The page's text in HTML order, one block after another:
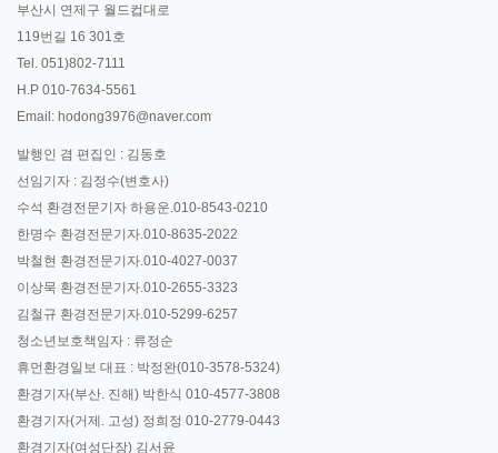
부산시 연제구 월드컵대로
119번길 16 301호
Tel. 051)802-7111
H.P 010-7634-5561
Email: hodong3976@naver.com
발행인 겸 편집인 : 김동호
선임기자 : 김정수(변호사)
수석 환경전문기자 하용운.010-8543-0210
한명수 환경전문기자.010-8635-2022
박철현 환경전문기자.010-4027-0037
이상묵 환경전문기자.010-2655-3323
김철규 환경전문기자.010-5299-6257
청소년보호책임자 : 류정순
휴먼환경일보 대표 : 박정완(010-3578-5324)
환경기자(부산. 진해) 박한식 010-4577-3808
환경기자(거제. 고성) 정희정 010-2779-0443
환경기자(여성단장) 김서윤